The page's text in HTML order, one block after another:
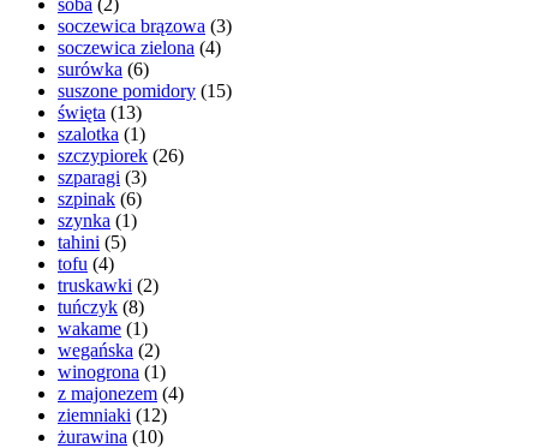
soba (2)
soczewica brązowa (3)
soczewica zielona (4)
surówka (6)
suszone pomidory (15)
święta (13)
szalotka (1)
szczypiorek (26)
szparagi (3)
szpinak (6)
szynka (1)
tahini (5)
tofu (4)
truskawki (2)
tuńczyk (8)
wakame (1)
wegańska (2)
winogrona (1)
z majonezem (4)
ziemniaki (12)
żurawina (10)